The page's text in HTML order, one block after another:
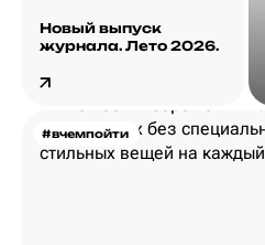
Новый выпуск
журнала. Лето 2026.
#вчемпойти